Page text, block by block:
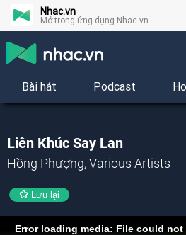
Nhac.vn
Mở trong ứng dụng Nhac.vn
Bài hát Podcast
Liên Khúc Say Lan
Hồng Phượng, Various Artists
Lưu lại
Error loading media: File could not